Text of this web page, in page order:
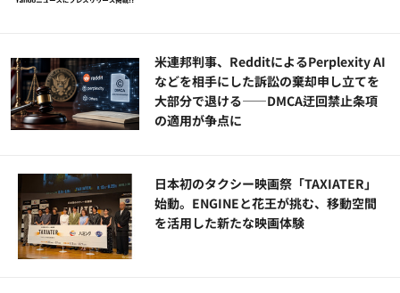
米連邦判事、RedditによるPerplexity AI
などを相手にした訴訟の棄却申し立てを
大部分で退ける——DMCA迂回禁止条項
の適用が争点に
日本初のタクシー映画祭「TAXIATER」
始動。ENGINEと花王が挑む、移動空間
を活用した新たな映画体験